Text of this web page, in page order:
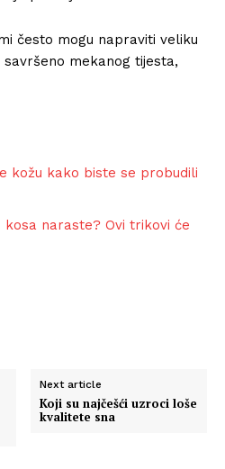
često mogu napraviti veliku
mekanog tijesta,
kožu kako biste se probudili
naraste? Ovi trikovi će
Next article
Koji su najčešći uzroci loše
kvalitete sna